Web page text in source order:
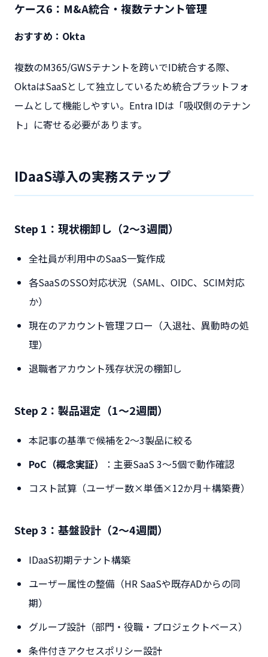
ケース6：M&A統合・複数テナント管理
おすすめ：Okta
複数のM365/GWSテナントを跨いでID統合する際、
OktaはSaaSとして独立しているため統合プラットフォ
ームとして機能しやすい。Entra IDは「吸収側のテナン
ト」に寄せる必要があります。
IDaaS導入の実務ステップ
Step 1：現状棚卸し（2〜3週間）
全社員が利用中のSaaS一覧作成
各SaaSのSSO対応状況（SAML、OIDC、SCIM対応
か）
現在のアカウント管理フロー（入退社、異動時の処
理）
退職者アカウント残存状況の棚卸し
Step 2：製品選定（1〜2週間）
本記事の基準で候補を2〜3製品に絞る
PoC（概念実証）
：主要SaaS 3〜5個で動作確認
コスト試算（ユーザー数×単価×12か月＋構築費）
Step 3：基盤設計（2〜4週間）
IDaaS初期テナント構築
ユーザー属性の整備（HR SaaSや既存ADからの同
期）
グループ設計（部門・役職・プロジェクトベース）
条件付きアクセスポリシー設計